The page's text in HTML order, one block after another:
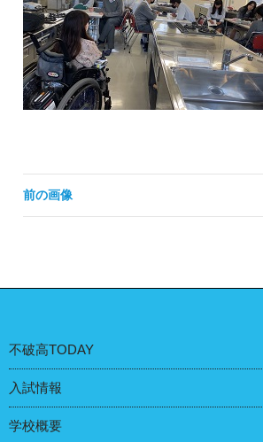
前の画像
不破高TODAY
入試情報
学校概要